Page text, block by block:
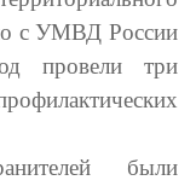
с УМВД России
провели три
были